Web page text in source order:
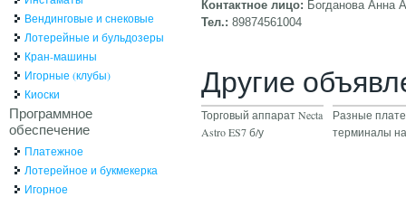
Контактное лицо: Богданова Анна
Тел.: 89874561004
Другие
Торговый аппарат Necta
Astro ES7 б/у
Разные
терминалы
Вендинговые и снековые
Лотерейные и бульдозеры
Кран-машины
Игорные (клубы)
Киоски
Программное
обеспечение
Платежное
Лотерейное и букмекерка
Игорное